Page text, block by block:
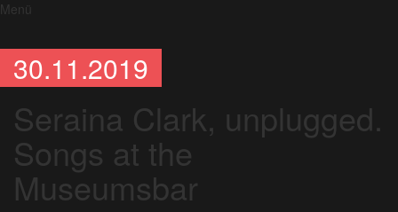
Menü
30.11.2019
Seraina Clark, unplugged.
Songs at the
Museumsbar